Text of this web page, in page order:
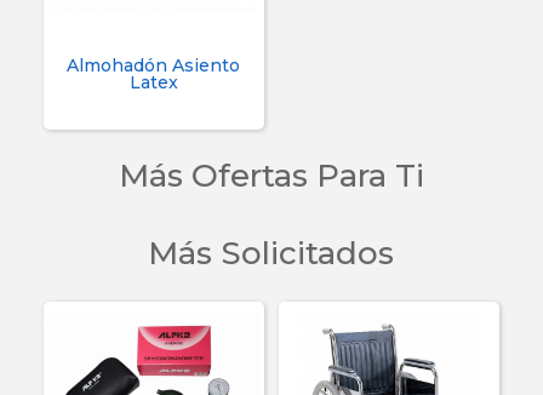
Almohadón Asiento
Latex
Más Ofertas Para Ti
Más Solicitados